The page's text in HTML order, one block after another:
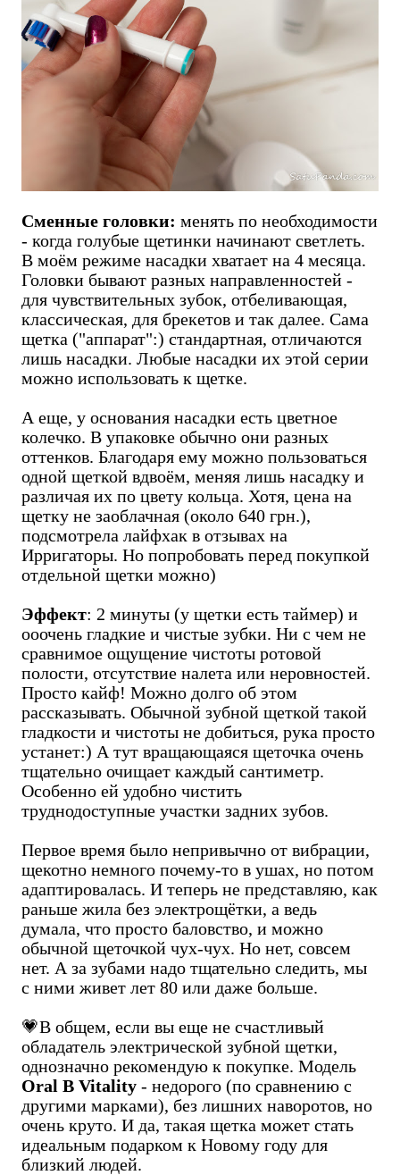
Сменные головки: менять по необходимости
- когда голубые щетинки начинают светлеть.
В моём режиме насадки хватает на 4 месяца.
Головки бывают разных направленностей -
для чувствительных зубок, отбеливающая,
классическая, для брекетов и так далее. Сама
щетка ("аппарат":) стандартная, отличаются
лишь насадки. Любые насадки их этой серии
можно использовать к щетке.
А еще, у основания насадки есть цветное
колечко. В упаковке обычно они разных
оттенков. Благодаря ему можно пользоваться
одной щеткой вдвоём, меняя лишь насадку и
различая их по цвету кольца. Хотя, цена на
щетку не заоблачная (около 640 грн.),
подсмотрела лайфхак в отзывах на
Ирригаторы. Но попробовать перед покупкой
отдельной щетки можно)
Эффект: 2 минуты (у щетки есть таймер) и
ооочень гладкие и чистые зубки. Ни с чем не
сравнимое ощущение чистоты ротовой
полости, отсутствие налета или неровностей.
Просто кайф! Можно долго об этом
рассказывать. Обычной зубной щеткой такой
гладкости и чистоты не добиться, рука просто
устанет:) А тут вращающаяся щеточка очень
тщательно очищает каждый сантиметр.
Особенно ей удобно чистить
труднодоступные участки задних зубов.
Первое время было непривычно от вибрации,
щекотно немного почему-то в ушах, но потом
адаптировалась. И теперь не представляю, как
раньше жила без электрощётки, а ведь
думала, что просто баловство, и можно
обычной щеточкой чух-чух. Но нет, совсем
нет. А за зубами надо тщательно следить, мы
с ними живет лет 80 или даже больше.
💗В общем, если вы еще не счастливый
обладатель электрической зубной щетки,
однозначно рекомендую к покупке. Модель
Oral B Vitality - недорого (по сравнению с
другими марками), без лишних наворотов, но
очень круто. И да, такая щетка может стать
идеальным подарком к Новому году для
близкий людей.